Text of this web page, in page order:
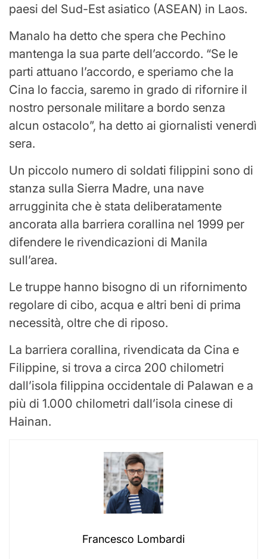
paesi del Sud-Est asiatico (ASEAN) in Laos.
Manalo ha detto che spera che Pechino
mantenga la sua parte dell’accordo. “Se le
parti attuano l’accordo, e speriamo che la
Cina lo faccia, saremo in grado di rifornire il
nostro personale militare a bordo senza
alcun ostacolo”, ha detto ai giornalisti venerdì
sera.
Un piccolo numero di soldati filippini sono di
stanza sulla Sierra Madre, una nave
arrugginita che è stata deliberatamente
ancorata alla barriera corallina nel 1999 per
difendere le rivendicazioni di Manila
sull’area.
Le truppe hanno bisogno di un rifornimento
regolare di cibo, acqua e altri beni di prima
necessità, oltre che di riposo.
La barriera corallina, rivendicata da Cina e
Filippine, si trova a circa 200 chilometri
dall’isola filippina occidentale di Palawan e a
più di 1.000 chilometri dall’isola cinese di
Hainan.
Francesco Lombardi